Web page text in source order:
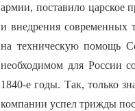
армии, поставило царское
и внедрения современных
на техническую помощь
необходимом для России
1840-е годы. Так, только
компании успел трижды